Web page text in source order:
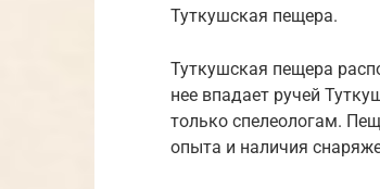
Туткушская пещера.
Туткушская пещера
нее впадает ручей
только спелеологам.
опыта и наличия